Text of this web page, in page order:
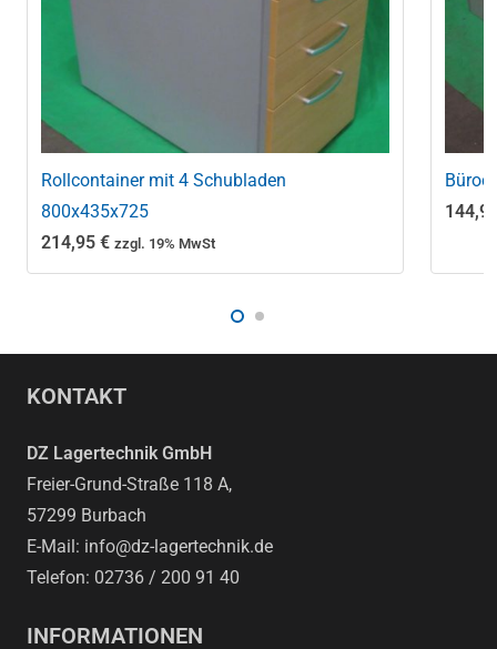
Rollcontainer mit 4 Schubladen
800x435x725
214,95 € zzgl. 19% MwSt
KONTAKT
DZ Lagertechnik GmbH
Freier-Grund-Straße 118 A,
57299 Burbach
E-Mail: info@dz-lagertechnik.de
Telefon: 02736 / 200 91 40
INFORMATIONEN